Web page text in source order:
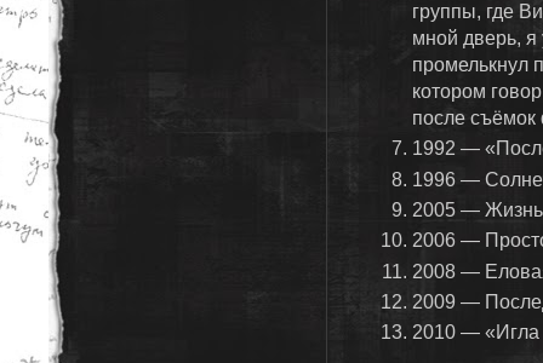
группы, где
мной дверь,
промелькнул
котором
после
1992 —
1996 —
2005 — Жизнь
2006 —
2008 —
2009 —
2010 —